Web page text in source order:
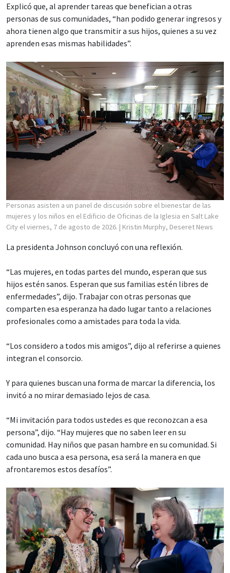
Explicó que, al aprender tareas que benefician a otras
personas de sus comunidades, “han podido generar ingresos y
ahora tienen algo que transmitir a sus hijos, quienes a su vez
aprenden esas mismas habilidades”.
Personas asisten a un panel de discusión sobre el bienestar de las
mujeres y los niños en el Edificio de Oficinas de la Iglesia en Salt Lake
City el viernes, 7 de agosto de 2026. | Kristin Murphy, Deseret News
La presidenta Johnson concluyó con una reflexión.
“Las mujeres, en todas partes del mundo, esperan que sus
hijos estén sanos. Esperan que sus familias estén libres de
enfermedades”, dijo. Trabajar con otras personas que
comparten esa esperanza ha dado lugar tanto a relaciones
profesionales como a amistades para toda la vida.
“Los considero a todos mis amigos”, dijo al referirse a quienes
integran el consorcio.
Y para quienes buscan una forma de marcar la diferencia, los
invitó a no mirar demasiado lejos de casa.
“Mi invitación para todos ustedes es que reconozcan a esa
persona”, dijo. “Hay mujeres que no saben leer en su
comunidad. Hay niños que pasan hambre en su comunidad. Si
cada uno busca a esa persona, esa será la manera en que
afrontaremos estos desafíos”.